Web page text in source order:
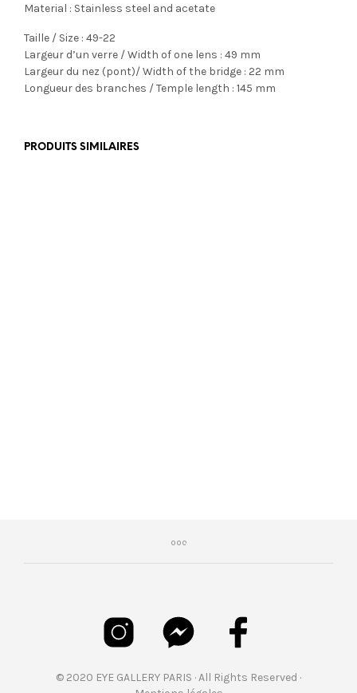
Material : Stainless steel and acetate
Taille / Size : 49-22
Largeur d’un verre / Width of one lens : 49 mm
Largeur du nez (pont)/ Width of the bridge : 22 mm
Longueur des branches / Temple length : 145 mm
PRODUITS SIMILAIRES
© 2020 EYE GALLERY PARIS · All Rights Reserved ·